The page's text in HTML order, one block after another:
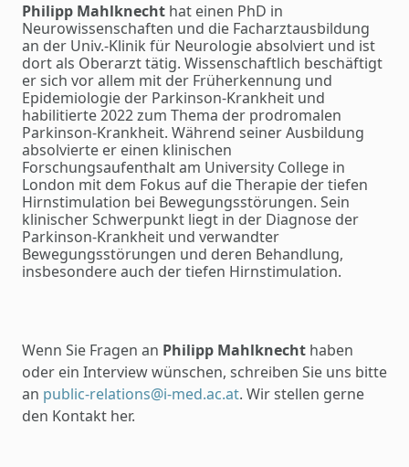
Philipp Mahlknecht hat einen PhD in
Neurowissenschaften und die Facharztausbildung
an der Univ.-Klinik für Neurologie absolviert und ist
dort als Oberarzt tätig. Wissenschaftlich beschäftigt
er sich vor allem mit der Früherkennung und
Epidemiologie der Parkinson-Krankheit und
habilitierte 2022 zum Thema der prodromalen
Parkinson-Krankheit. Während seiner Ausbildung
absolvierte er einen klinischen
Forschungsaufenthalt am University College in
London mit dem Fokus auf die Therapie der tiefen
Hirnstimulation bei Bewegungsstörungen. Sein
klinischer Schwerpunkt liegt in der Diagnose der
Parkinson-Krankheit und verwandter
Bewegungsstörungen und deren Behandlung,
insbesondere auch der tiefen Hirnstimulation.
Wenn Sie Fragen an Philipp Mahlknecht haben
oder ein Interview wünschen, schreiben Sie uns bitte
an public-relations@i-med.ac.at. Wir stellen gerne
den Kontakt her.